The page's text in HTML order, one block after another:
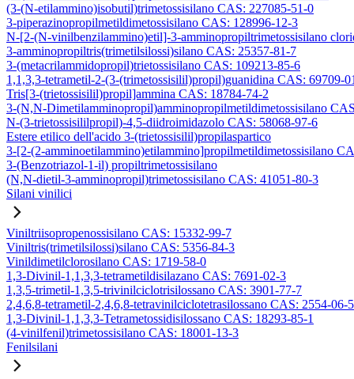
(3-(N-etilammino)isobutil)trimetossisilano CAS: 227085-51-0
3-piperazinopropilmetildimetossisilano CAS: 128996-12-3
N-[2-(N-vinilbenzilammino)etil]-3-amminopropiltrimetossisilano
3-amminopropiltris(trimetilsilossi)silano CAS: 25357-81-7
3-(metacrilammidopropil)trietossisilano CAS: 109213-85-6
1,1,3,3-tetrametil-2-(3-(trimetossisilil)propil)guanidina CAS: 69709-
Tris[3-(trietossisilil)propil]ammina CAS: 18784-74-2
3-(N,N-Dimetilamminopropil)amminopropilmetildimetossisilano
N-(3-trietossisililpropil)-4,5-diidroimidazolo CAS: 58068-97-6
Estere etilico dell'acido 3-(trietossisilil)propilaspartico
3-[2-(2-amminoetilammino)etilammino]propilmetildimetossisilano
3-(Benzotriazol-1-il) propiltrimetossisilano
(N,N-dietil-3-amminopropil)trimetossisilano CAS: 41051-80-3
Silani vinilici
Viniltriisopropenossisilano CAS: 15332-99-7
Viniltris(trimetilsilossi)silano CAS: 5356-84-3
Vinildimetilclorosilano CAS: 1719-58-0
1,3-Divinil-1,1,3,3-tetrametildisilazano CAS: 7691-02-3
1,3,5-trimetil-1,3,5-trivinilciclotrisilossano CAS: 3901-77-7
2,4,6,8-tetrametil-2,4,6,8-tetravinilciclotetrasilossano CAS: 2554-06-5
1,3-Divinil-1,1,3,3-Tetrametossidisilossano CAS: 18293-85-1
(4-vinilfenil)trimetossisilano CAS: 18001-13-3
Fenilsilani